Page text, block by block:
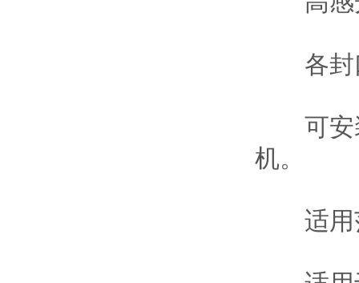
各封口
可安装
机。
适用